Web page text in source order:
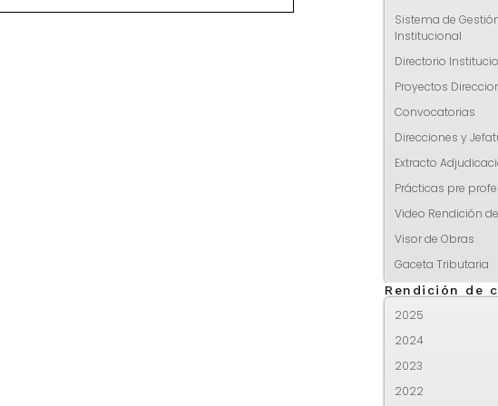
Sistema de
Institucional
Directorio
Proyectos
Convocatorias
Direcciones y
Extracto
Prácticas pre
Video Rendición
Visor de Obras
Gaceta Tributaria
Rendición de
2025
2024
2023
2022